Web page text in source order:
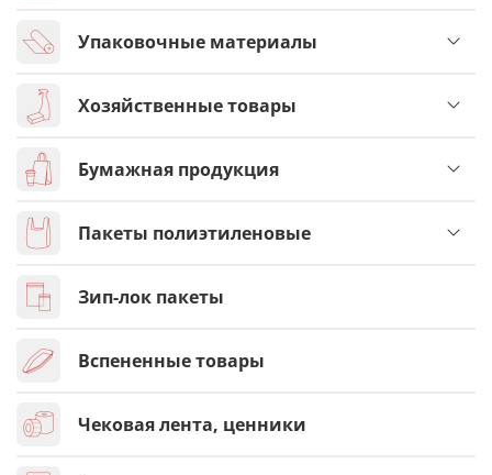
Упаковочные материалы
Хозяйственные товары
Бумажная продукция
Пакеты полиэтиленовые
Зип-лок пакеты
Вспененные товары
Чековая лента, ценники